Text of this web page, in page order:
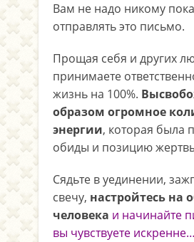
Вам не надо никому
отправлять это письмо.
Прощая себя и других
принимаете
жизнь на 100%.
образом огромное
энергии, которая была
обиды и позицию
Сядьте в уединении,
свечу, настройтесь на
человека и начинайте
вы чувствуете